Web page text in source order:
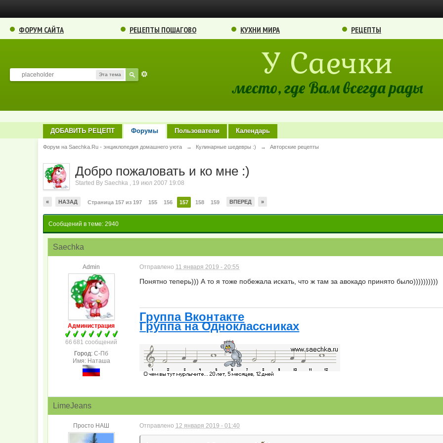
ФОРУМ САЙТА РЕЦЕПТЫ ПОШАГОВО КУХНИ МИРА РЕЦЕПТЫ
Эта тема У Саечки
место, где Вам всегда рады
ДОБАВИТЬ РЕЦЕПТ Форумы Пользователи Календарь
Форум на Saechka.Ru - энциклопедия домашнего уюта → Кулинарные шедевры :) → Авторские рецепты
Добро пожаловать и ко мне :)
Started By Saechka , 19 июл 2007 19:08
« НАЗАД Страница 157 из 197 155 156 157 158 159 ВПЕРЕД »
Сообщений в теме: 2940
Saechka
Admin
Администрация
66 681 сообщений
Город: С-Пб
Имя: Наташа
Отправлено 11 января 2019 - 20:55
Понятно теперь))) А то я тоже побежала искать, что ж там за авокадо принято было))))))))))
Группа Вконтакте
Группа на Одноклассниках
LimeJeans
Просто НАШ Отправлено 12 января 2019 - 01:40